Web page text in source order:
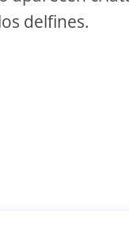
delfines.